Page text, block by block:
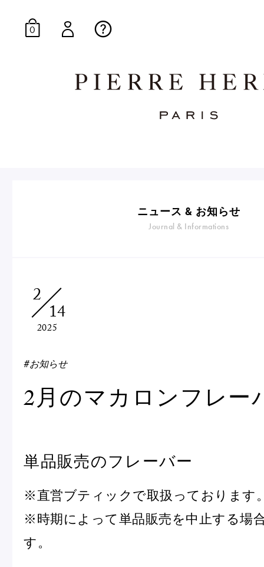
焼き菓子
紅茶
Thés
贈
0
ニュース & お知らせ
Journal & Informations
2
14
2025
#お知らせ
2月のマカロンフレー
単品販売のフレーバー
※直営ブティックで取扱っております
※時期によって単品販売を中止する場
す。